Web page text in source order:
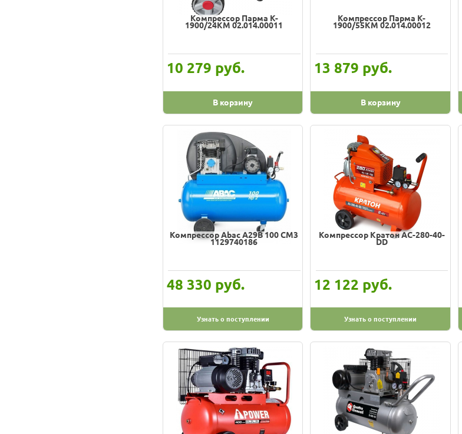
Компрессор Парма K-
1900/24КМ 02.014.00011
10 279 руб.
В корзину
Компрессор Парма K-
1900/55КМ 02.014.00012
13 879 руб.
В корзину
Компрессор Abac A29B 100 CM3
1129740186
48 330 руб.
Узнать о поступлении
Компрессор Кратон AC-280-40-
DD
12 122 руб.
Узнать о поступлении